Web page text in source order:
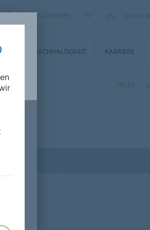
FORBO-GRUPPE
NACHHALTIGKEIT KARRIERE